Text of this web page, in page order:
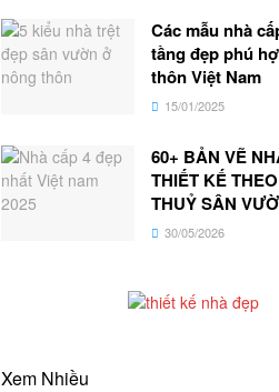
Các mẫu nhà
tầng đẹp phú
thôn Việt Nam
15/01/2025
60+ BẢN VẼ
THIẾT KẾ
THUỶ SÂN
30/05/2026
Xem Nhiều